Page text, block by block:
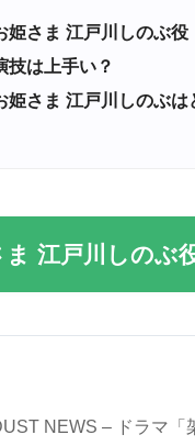
姫さま 江戸川しのぶ役
技は上手い？
姫さま 江戸川しのぶは
江戸川しのぶ
NEWS – ドラマ